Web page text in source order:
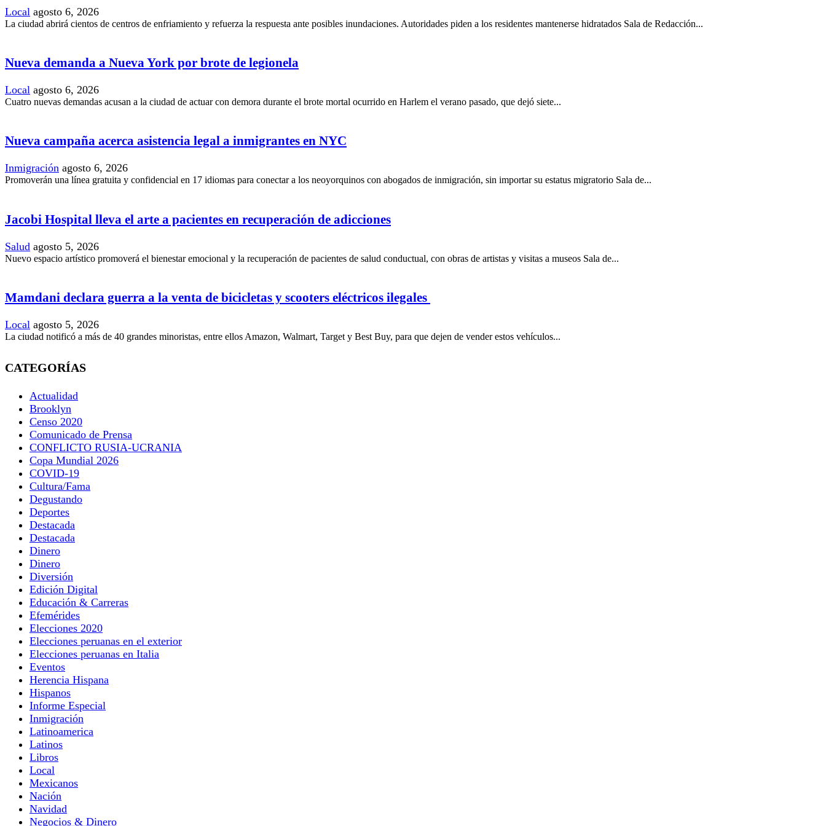
Local agosto 6, 2026
La ciudad abrirá cientos de centros de enfriamiento y refuerza la respuesta ante posibles inundaciones. Autoridades piden a los residentes mantenerse hidratados Sala de Redacción...
Nueva demanda a Nueva York por brote de legionela
Local agosto 6, 2026
Cuatro nuevas demandas acusan a la ciudad de actuar con demora durante el brote mortal ocurrido en Harlem el verano pasado, que dejó siete...
Nueva campaña acerca asistencia legal a inmigrantes en NYC
Inmigración agosto 6, 2026
Promoverán una línea gratuita y confidencial en 17 idiomas para conectar a los neoyorquinos con abogados de inmigración, sin importar su estatus migratorio Sala de...
Jacobi Hospital lleva el arte a pacientes en recuperación de adicciones
Salud agosto 5, 2026
Nuevo espacio artístico promoverá el bienestar emocional y la recuperación de pacientes de salud conductual, con obras de artistas y visitas a museos Sala de...
Mamdani declara guerra a la venta de bicicletas y scooters eléctricos ilegales
Local agosto 5, 2026
La ciudad notificó a más de 40 grandes minoristas, entre ellos Amazon, Walmart, Target y Best Buy, para que dejen de vender estos vehículos...
CATEGORÍAS
Actualidad
Brooklyn
Censo 2020
Comunicado de Prensa
CONFLICTO RUSIA-UCRANIA
Copa Mundial 2026
COVID-19
Cultura/Fama
Degustando
Deportes
Destacada
Destacada
Dinero
Dinero
Diversión
Edición Digital
Educación & Carreras
Efemérides
Elecciones 2020
Elecciones peruanas en el exterior
Elecciones peruanas en Italia
Eventos
Herencia Hispana
Hispanos
Informe Especial
Inmigración
Latinoamerica
Latinos
Libros
Local
Mexicanos
Nación
Navidad
Negocios & Dinero